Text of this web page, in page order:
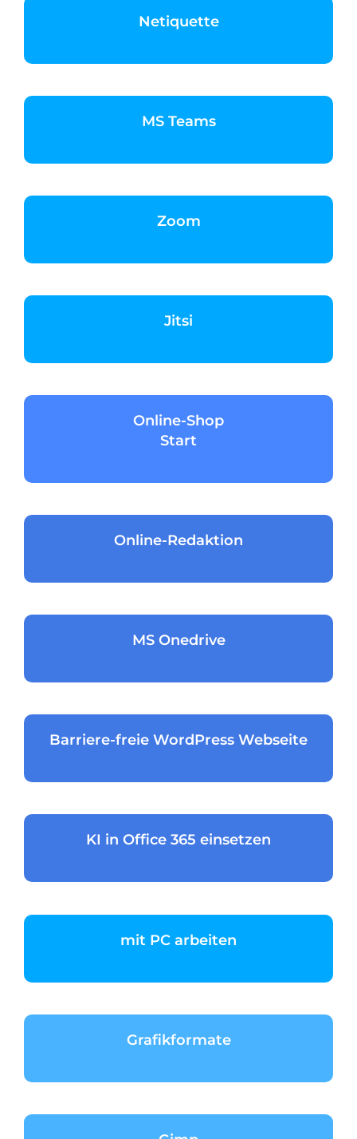
Netiquette
MS Teams
Zoom
Jitsi
Online-Shop
Start
Online-Redaktion
MS Onedrive
Barriere-freie WordPress Webseite
KI in Office 365 einsetzen
mit PC arbeiten
Grafikformate